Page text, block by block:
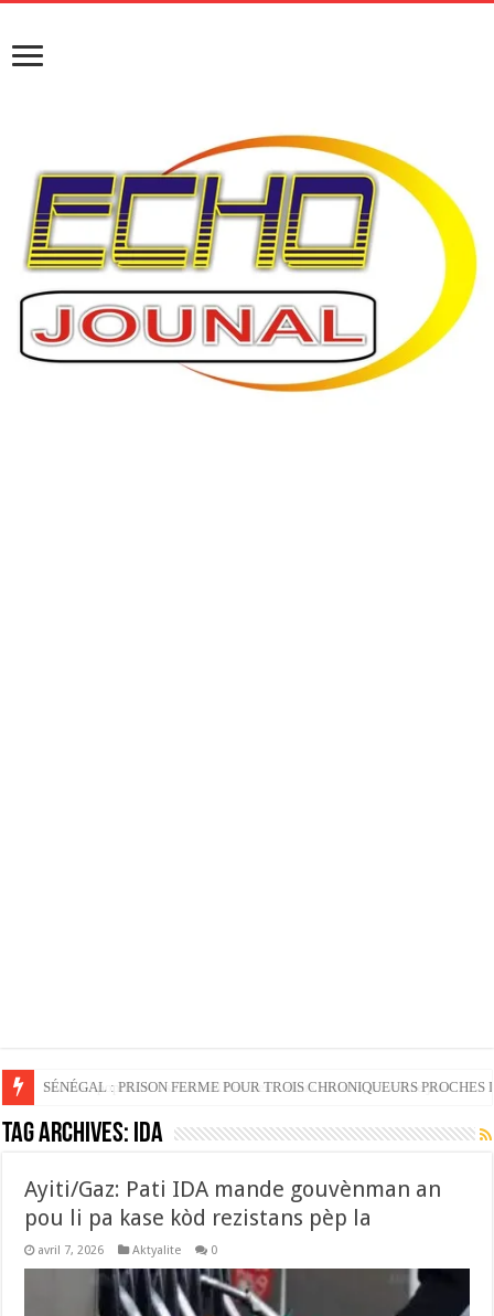
Football populaire vs football business : deux visions, un même jeu
Tag Archives: IDA
‎Ayiti/Gaz: Pati IDA mande gouvènman an
pou li pa kase kòd rezistans pèp la
avril 7, 2026 Aktyalite 0